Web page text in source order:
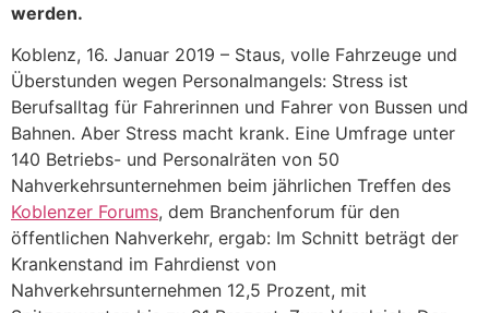
werden.
Koblenz, 16. Januar 2019 – Staus, volle Fahrzeuge und
Überstunden wegen Personalmangels: Stress ist
Berufsalltag für Fahrerinnen und Fahrer von Bussen und
Bahnen. Aber Stress macht krank. Eine Umfrage unter
140 Betriebs- und Personalräten von 50
Nahverkehrsunternehmen beim jährlichen Treffen des
Koblenzer Forums, dem Branchenforum für den
öffentlichen Nahverkehr, ergab: Im Schnitt beträgt der
Krankenstand im Fahrdienst von
Nahverkehrsunternehmen 12,5 Prozent, mit